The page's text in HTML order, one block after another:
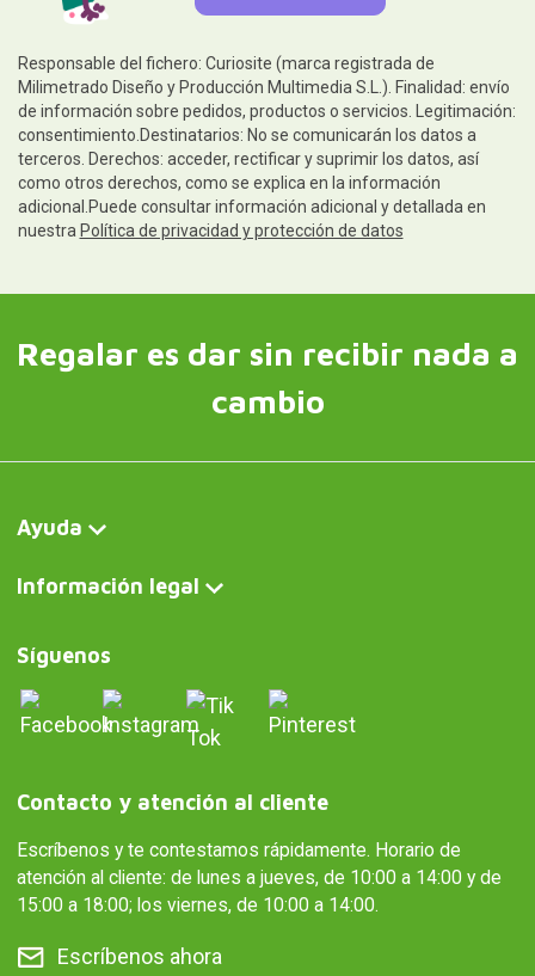
Responsable del fichero: Curiosite (marca registrada de
Milimetrado Diseño y Producción Multimedia S.L.). Finalidad: envío
de información sobre pedidos, productos o servicios. Legitimación:
consentimiento.Destinatarios: No se comunicarán los datos a
terceros. Derechos: acceder, rectificar y suprimir los datos, así
como otros derechos, como se explica en la información
adicional.Puede consultar información adicional y detallada en
nuestra Política de privacidad y protección de datos
Regalar es dar sin recibir nada a
cambio
Ayuda
Información legal
Síguenos
Contacto y atención al cliente
Escríbenos y te contestamos rápidamente. Horario de
atención al cliente: de lunes a jueves, de 10:00 a 14:00 y de
15:00 a 18:00; los viernes, de 10:00 a 14:00.
Escríbenos ahora